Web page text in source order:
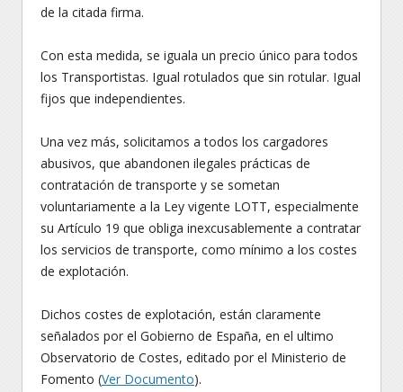
de la citada firma.
Con esta medida, se iguala un precio único para todos
los Transportistas. Igual rotulados que sin rotular. Igual
fijos que independientes.
Una vez más, solicitamos a todos los cargadores
abusivos, que abandonen ilegales prácticas de
contratación de transporte y se sometan
voluntariamente a la Ley vigente LOTT, especialmente
su Artículo 19 que obliga inexcusablemente a contratar
los servicios de transporte, como mínimo a los costes
de explotación.
Dichos costes de explotación, están claramente
señalados por el Gobierno de España, en el ultimo
Observatorio de Costes, editado por el Ministerio de
Fomento (Ver Documento).